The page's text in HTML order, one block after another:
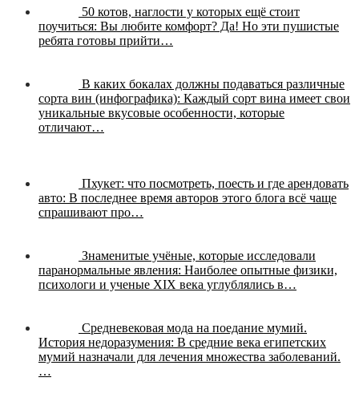
50 котов, наглости у которых ещё стоит
поучиться: Вы любите комфорт? Да! Но эти пушистые
ребята готовы прийти…
В каких бокалах должны подаваться различные
сорта вин (инфографика): Каждый сорт вина имеет свои
уникальные вкусовые особенности, которые
отличают…
Пхукет: что посмотреть, поесть и где арендовать
авто: В последнее время авторов этого блога всё чаще
спрашивают про…
Знаменитые учёные, которые исследовали
паранормальные явления: Наиболее опытные физики,
психологи и ученые XIX века углублялись в…
Средневековая мода на поедание мумий.
История недоразумения: В средние века египетских
мумий назначали для лечения множества заболеваний.
…